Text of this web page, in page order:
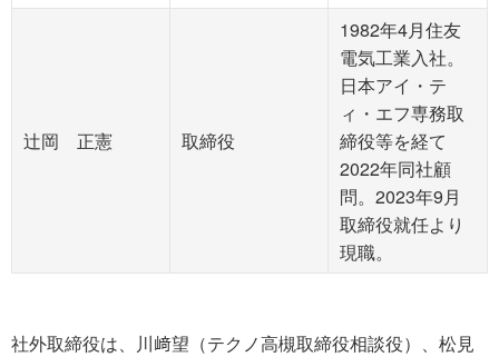
辻岡 正憲 取締役
1982年4月住友
電気工業入社。
日本アイ・テ
ィ・エフ専務取
締役等を経て
2022年同社顧
問。2023年9月
取締役就任より
現職。
社外取締役は、川﨑望（テクノ高槻取締役相談役）、松見